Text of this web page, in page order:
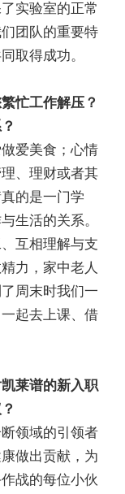
实验室的正常
团队的重要特
取得成功。
忙工作解压？
爱美食；心情
、理财或者其
的是一门学
生活的关系。
互相理解与支
力，家中老人
周末时我们一
起去上课、借
莱谱的新入职
领域的引领者
做出贡献，为
战的每位小伙